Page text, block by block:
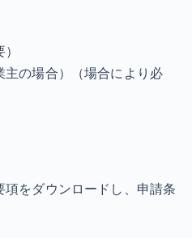
の場合）
（場合により必
をダウンロードし、申請条